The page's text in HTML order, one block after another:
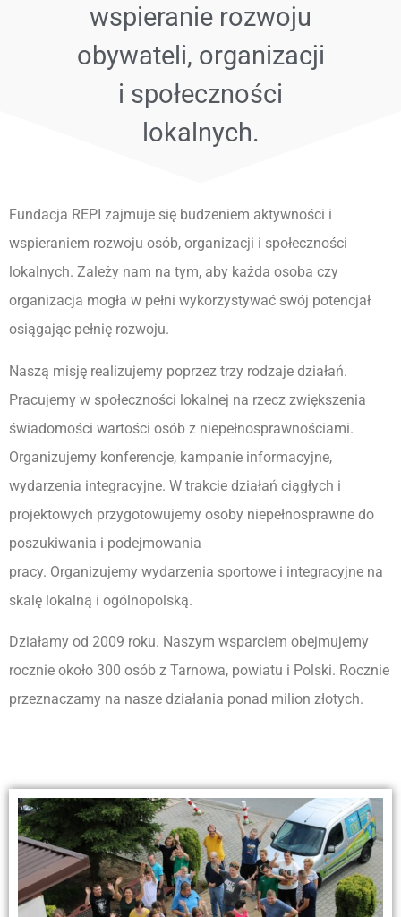
wspieranie rozwoju
obywateli, organizacji
i społeczności
lokalnych.
Fundacja REPI zajmuje się budzeniem aktywności i
wspieraniem rozwoju osób, organizacji i społeczności
lokalnych. Zależy nam na tym, aby każda osoba czy
organizacja mogła w pełni wykorzystywać swój potencjał
osiągając pełnię rozwoju.
Naszą misję realizujemy poprzez trzy rodzaje działań.
Pracujemy w społeczności lokalnej na rzecz zwiększenia
świadomości wartości osób z niepełnosprawnościami.
Organizujemy konferencje, kampanie informacyjne,
wydarzenia integracyjne. W trakcie działań ciągłych i
projektowych przygotowujemy osoby niepełnosprawne do
poszukiwania i podejmowania
pracy. Organizujemy wydarzenia sportowe i integracyjne na
skalę lokalną i ogólnopolską.
Działamy od 2009 roku. Naszym wsparciem obejmujemy
rocznie około 300 osób z Tarnowa, powiatu i Polski. Rocznie
przeznaczamy na nasze działania ponad milion złotych.